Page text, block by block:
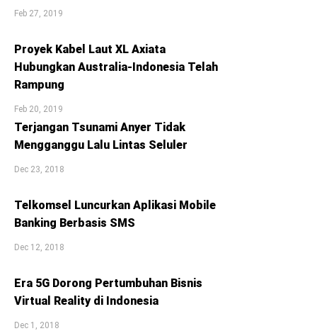
Feb 27, 2019
Proyek Kabel Laut XL Axiata
Hubungkan Australia-Indonesia Telah
Rampung
Feb 20, 2019
Terjangan Tsunami Anyer Tidak
Mengganggu Lalu Lintas Seluler
Dec 23, 2018
Telkomsel Luncurkan Aplikasi Mobile
Banking Berbasis SMS
Dec 12, 2018
Era 5G Dorong Pertumbuhan Bisnis
Virtual Reality di Indonesia
Dec 1, 2018